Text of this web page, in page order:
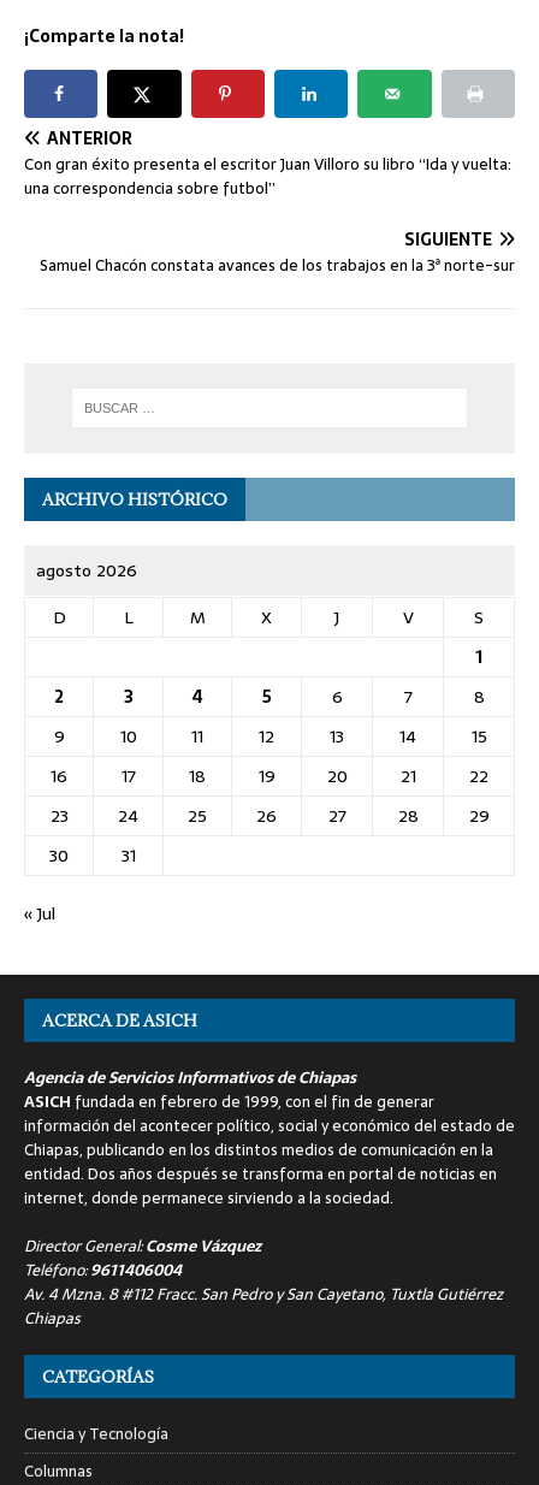
¡Comparte la nota!
ANTERIOR
Con gran éxito presenta el escritor Juan Villoro su libro “Ida y vuelta:
una correspondencia sobre futbol”
SIGUIENTE
Samuel Chacón constata avances de los trabajos en la 3ª norte-sur
ARCHIVO HISTÓRICO
agosto 2026
D
L M X J V
S
1
2
3 4 5 6 7
8
9
10 11 12 13 14
15
16
17 18 19 20 21
22
23
24 25 26 27 28
29
30
31
« Jul
ACERCA DE ASICH
Agencia de Servicios Informativos de Chiapas
ASICH fundada en febrero de 1999, con el fin de generar
información del acontecer político, social y económico del estado de
Chiapas, publicando en los distintos medios de comunicación en la
entidad. Dos años después se transforma en portal de noticias en
internet, donde permanece sirviendo a la sociedad.
Director General:Cosme Vázquez
Teléfono:9611406004
Av. 4 Mzna. 8 #112 Fracc. San Pedro y San Cayetano, Tuxtla Gutiérrez
Chiapas
CATEGORÍAS
Ciencia y Tecnología
Columnas